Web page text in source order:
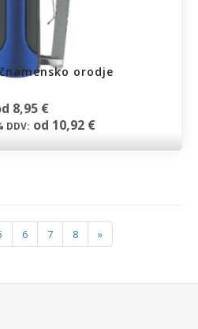
orodje
8,95 €
DDV: od 10,92 €
6 7 8 »